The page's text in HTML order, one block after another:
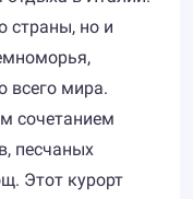
страны, но и
всего мира.
сочетанием
песчаных
Этот курорт